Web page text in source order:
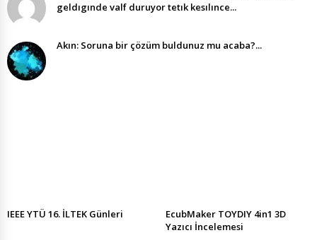
geldıgınde valf duruyor tetık kesılınce...
Akın: Soruna bir çözüm buldunuz mu acaba?...
IEEE YTÜ 16. İLTEK Günleri
EcubMaker TOYDIY 4in1 3D
Yazıcı İncelemesi